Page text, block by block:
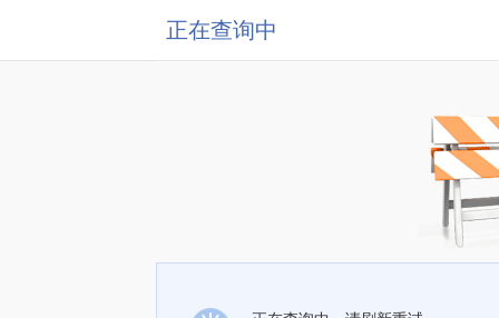
正在查询中